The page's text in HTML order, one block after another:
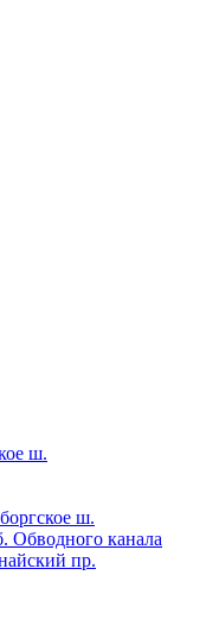
ш.
ш.
Обводного канала
пр.